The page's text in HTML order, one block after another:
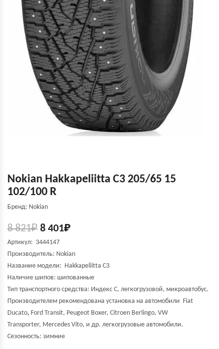
Nokian Hakkapeliitta C3 205/65 15
102/100 R
Бренд: Nokian
8 821₽ 8 401₽
Артикул: 3444147
Производитель: Nokian
Название модели: Hakkapeliitta C3
Наличие шипов: шипованные
Тип транспортного средства: Индекс С, легкогрузовой, микроавтобус.
Производителем рекомендована установка на автомобили Fiat
Ducato, Ford Transit, Peugeot Boxer, Citroen Berlingo, VW
Transporter, Mercedes Vito, и др. легкогрузовые автомобили.
Сезонность: зимние